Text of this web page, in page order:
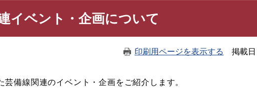
イベント・企画について
印刷用ページを表示する 掲載日
備線関連のイベント・企画をご紹介します。